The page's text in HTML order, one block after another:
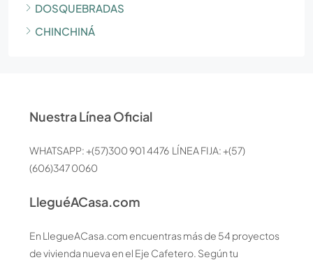
DOSQUEBRADAS
CHINCHINÁ
Nuestra Línea Oficial
WHATSAPP: +(57)300 901 4476 LÍNEA FIJA: +(57)
(606)347 0060
LleguéACasa.com
En LlegueACasa.com encuentras más de 54 proyectos
de vivienda nueva en el Eje Cafetero. Según tu